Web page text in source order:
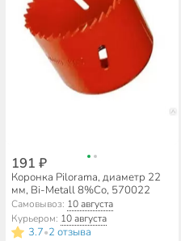
191 ₽
Коронка Pilorama, диаметр 22
мм, Bi-Metall 8%Co, 570022
Самовывоз: 10 августа
Курьером: 10 августа
3.7•2 отзыва